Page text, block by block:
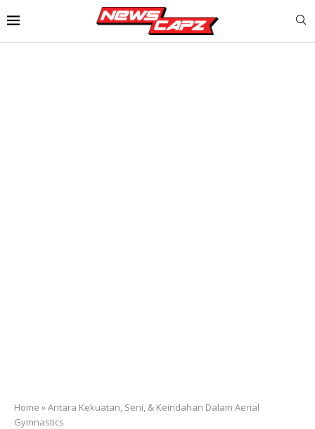
Home »Antara Kekuatan, Seni, & Keindahan Dalam Aerial
Gymnastics